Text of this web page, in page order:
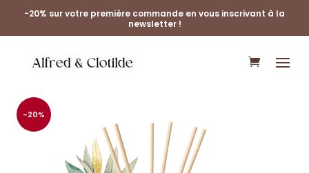
-20% sur votre première commande en vous inscrivant à la
newsletter !
-20%